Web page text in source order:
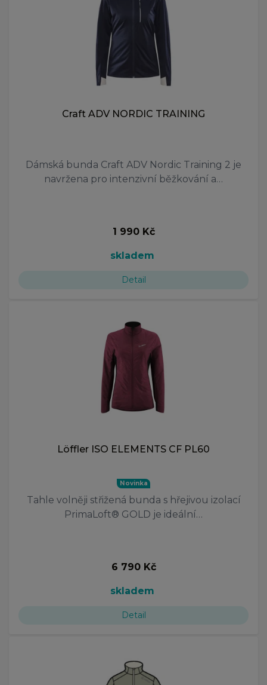
Craft ADV NORDIC TRAINING
Dámská bunda Craft ADV Nordic Training 2 je
navržena pro intenzivní běžkování a…
1 990 Kč
skladem
Detail
Löffler ISO ELEMENTS CF PL60
Novinka
Tahle volněji střižená bunda s hřejivou izolací
PrimaLoft® GOLD je ideální…
6 790 Kč
skladem
Detail